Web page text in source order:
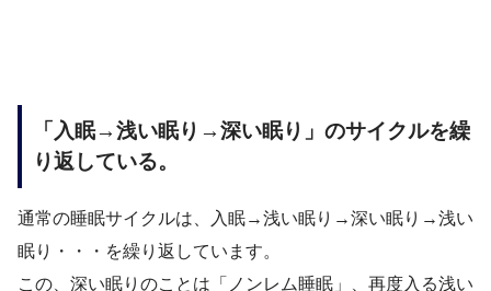
「入眠→浅い眠り→深い眠り」のサイクルを繰
り返している。
通常の睡眠サイクルは、入眠→浅い眠り→深い眠り→浅い
眠り・・・を繰り返しています。
この、深い眠りのことは「ノンレム睡眠」、再度入る浅い